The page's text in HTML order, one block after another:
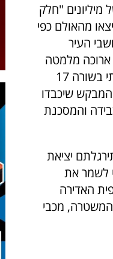
מיליונים "חלק
מהאולם כפי
העיר
ארוכה מלמטה
עד ליציאה. אילו הייתה דלת כבעבר –יכולנו להיכנס ולצאת בקלות. עמדתי בשורה 17
המבקש שיכבדו
והמסכנת
יציאת
לשמר את
האדירה
מכבי